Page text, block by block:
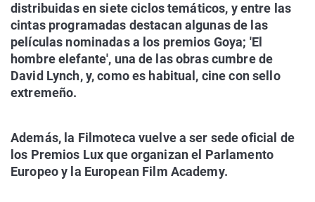
distribuidas en siete ciclos temáticos, y entre las
cintas programadas destacan algunas de las
películas nominadas a los premios Goya; 'El
hombre elefante', una de las obras cumbre de
David Lynch, y, como es habitual, cine con sello
extremeño.
Además, la Filmoteca vuelve a ser sede oficial de
los Premios Lux que organizan el Parlamento
Europeo y la European Film Academy.